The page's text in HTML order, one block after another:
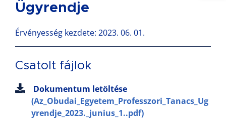
Ügyrendje
Érvényesség kezdete: 2023. 06. 01.
Csatolt fájlok
Dokumentum letöltése
(Az_Obudai_Egyetem_Professzori_Tanacs_Ug
yrendje_2023._junius_1..pdf)